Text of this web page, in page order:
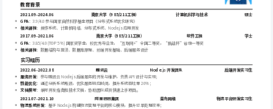
教育背景
2021.09-2024.06 南京大学（985/211工程） 计算机科学与技术
硕士
GPA：3.9/4.0 参与国家自然科学基金项目《分布式系统优化研究》
相关课程：操作系统、计算机网络、分布式系统、Node.js 应用开发
2017.09-2021.06
南京大学（985/211工程） 软件工程 学士
GPA：3.85/4.0 (TOP 5%) 国家奖学金，校优秀毕业生，“互联网+”全国二等奖，“挑战杯”省级一等奖
相关课程：数据结构与算法、数据库原理、前端开发基础、后端服务设计
实习经历
2022.06-2022.08 腾讯云 Node.js 开发团队 后端开发实习生
服务开发：参与腾讯云 Node.js 后端服务的开发与维护，负责 API 设计与实现；
性能优化：通过分析系统瓶颈，优化服务响应时间，提升系统吞吐量 20%；
文档撰写：编写开发指南和技术文档，协助团队成员快速上手项目。
2021.07-2021.10 阿里巴巴集团 菜鸟网络
物流平台研发实习生
物流系统开发：基于 Node.js 构建物流管理平台的核心模块，提升订单处理效率；